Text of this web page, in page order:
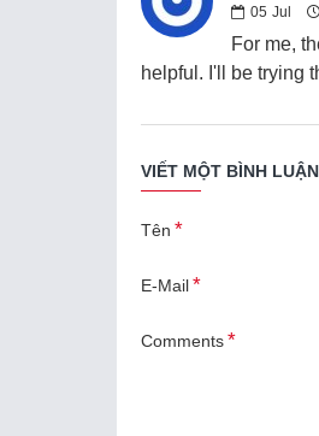
05 Jul
For me,
helpful. I'll be trying
VIẾT MỘT BÌNH LUẬN
Tên
E-Mail
Comments